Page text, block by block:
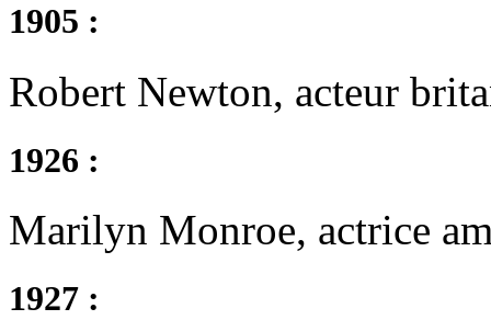
1905 :
Robert Newton, acteur
1926 :
Marilyn Monroe, actrice
1927 :